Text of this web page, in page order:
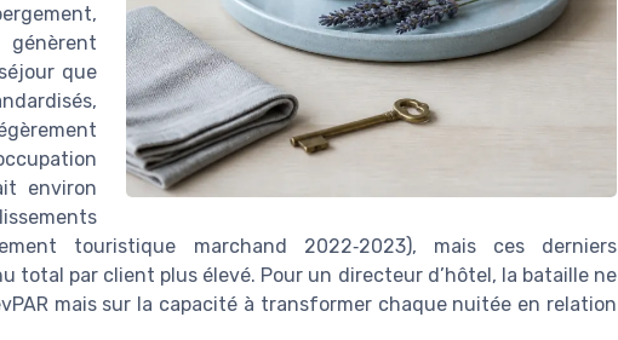
que
environ
touristique marchand 2022‑2023), mais ces derniers
total par client plus élevé. Pour un directeur d’hôtel, la bataille ne
mais sur la capacité à transformer chaque nuitée en relation